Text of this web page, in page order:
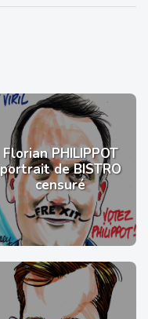
Florian PHILIPPOT
portrait de BISTRO
censuré